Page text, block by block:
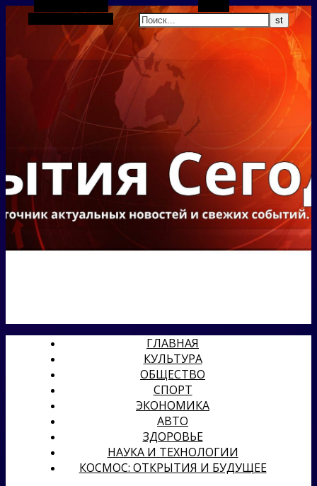
Боковая панель
ГЛАВНАЯ
КУЛЬТУРА
ОБЩЕСТВО
СПОРТ
ЭКОНОМИКА
АВТО
ЗДОРОВЬЕ
НАУКА И ТЕХНОЛОГИИ
КОСМОС: ОТКРЫТИЯ И БУДУЩЕЕ